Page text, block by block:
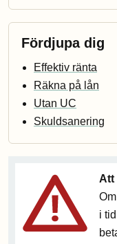
Fördjupa dig
Effektiv ränta
Räkna på lån
Utan UC
Skuldsanering
Att
i